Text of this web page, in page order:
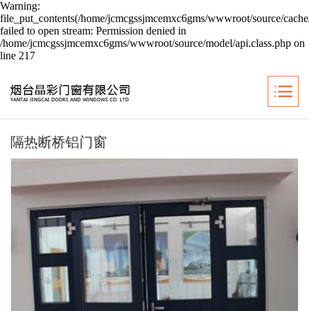
Warning:
file_put_contents(/home/jcmcgssjmcemxc6gms/wwwroot/source/
failed to open stream: Permission denied in
/home/jcmcgssjmcemxc6gms/wwwroot/source/model/api.class.php on
line 217
隔热断桥铝门窗